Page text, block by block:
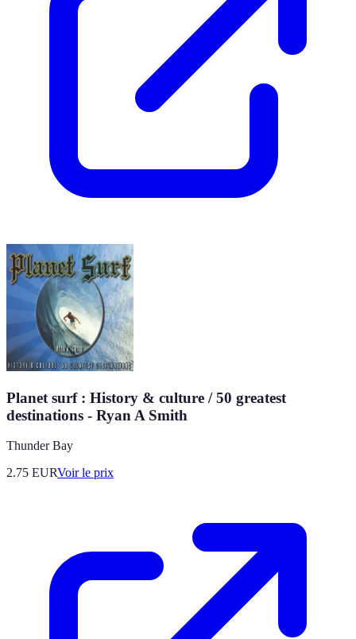
Planet surf : History & culture / 50 greatest
destinations - Ryan A Smith
Thunder Bay
2.75 EURVoir le prix